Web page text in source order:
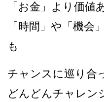
「お金」より価値
「時間」や「機会
も
チャンスに巡り合
どんどんチャレン